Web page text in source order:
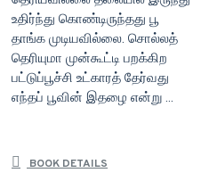
உதிர்ந்து கொண்டிருந்தது பூ
தாங்க முடியவில்லை. சொல்லத்
தெரியுமா முன்கூட்டி பறக்கிற
பட்டுப்பூச்சி உட்காரத் தேர்வது
எந்தப் பூவின் இதழை என்று ...
BOOK DETAILS